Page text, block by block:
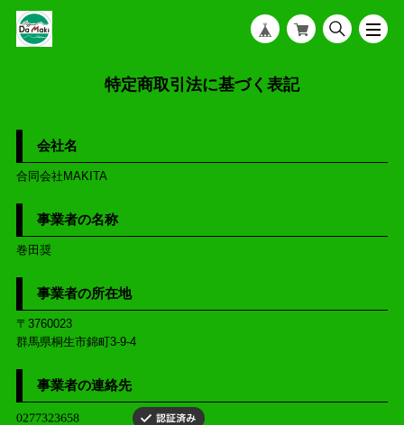
特定商取引法に基づく表記
会社名
合同会社MAKITA
事業者の名称
巻田奨
事業者の所在地
〒3760023
群馬県桐生市錦町3-9-4
事業者の連絡先